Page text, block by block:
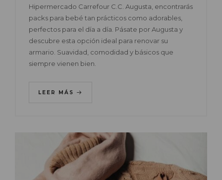
Hipermercado Carrefour C.C. Augusta, encontrarás
packs para bebé tan prácticos como adorables,
perfectos para el día a día. Pásate por Augusta y
descubre esta opción ideal para renovar su
armario. Suavidad, comodidad y básicos que
siempre vienen bien.
LEER MÁS